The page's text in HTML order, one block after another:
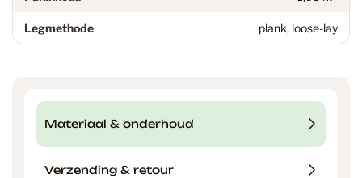
Legmethode plank, loose-lay
Materiaal & onderhoud
Verzending & retour